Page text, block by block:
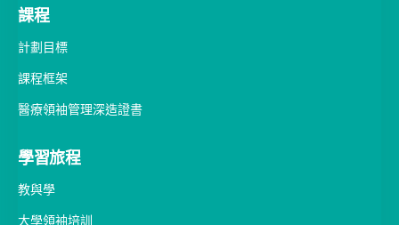
課程
計劃目標
課程框架
醫療領袖管理深造證書
學習旅程
教與學
大學領袖培訓